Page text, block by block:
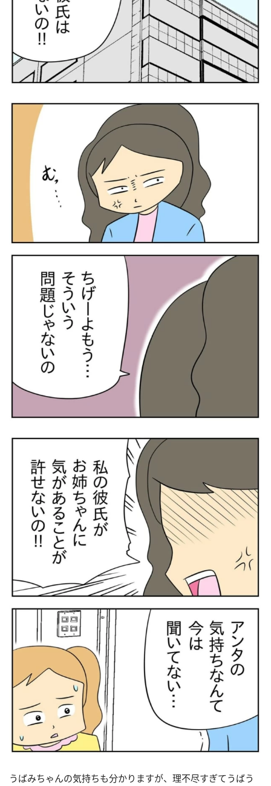
うばみちゃんの気持ちも分かりますが、理不尽すぎてうばう